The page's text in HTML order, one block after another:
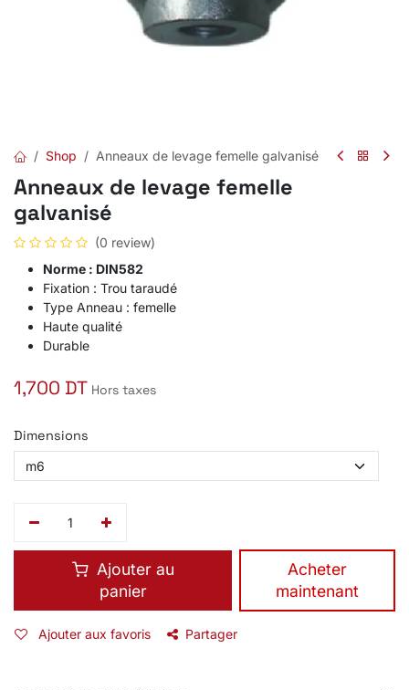
Shop Anneaux de levage femelle galvanisé
Anneaux de levage femelle
galvanisé
(0 review)
Norme : DIN582
Fixation : Trou taraudé
Type Anneau : femelle
Haute qualité
Durable
1,700 DT Hors taxes
Dimensions
Ajouter au
panier
​Acheter
maintenant
Ajouter aux favoris Partager